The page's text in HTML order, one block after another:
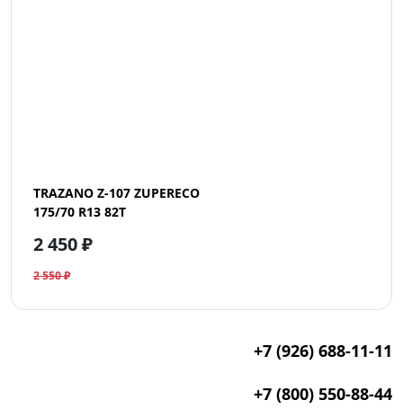
TRAZANO Z-107 ZUPERECO
175/70 R13 82T
2 450 ₽
2 550 ₽
+7 (926) 688-11-11
+7 (800) 550-88-44